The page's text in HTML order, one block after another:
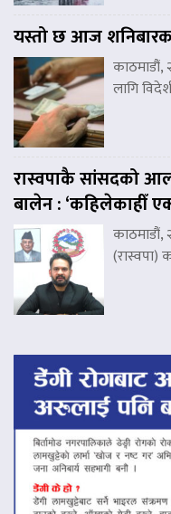
यस्तो छ आज
काठमाडौं,
लागि
रास्वपाकै सांसदको
बालेन : ‘कहिलेकाहीँ
काठमाडौं,